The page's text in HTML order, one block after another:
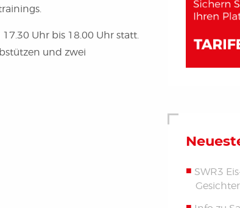
Uhr bis 18.00 Uhr statt.
und zwei
SWR3